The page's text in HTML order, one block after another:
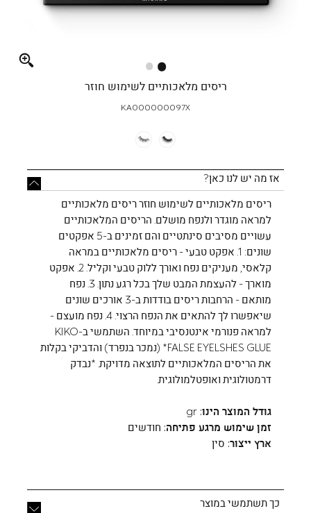
Full
ריסים מלאכותיים לשימוש חוזר
KA000000097X
אז מה יש לנו כאן?
כך תשתמשי במוצר
ריסים מלאכותיים לשימוש חוזר ריסים מלאכותיים
למראה מוגדר ולנפח מושלם. הריסים המלאכותיים
עשויים מסיבים סינתטיים והם זמינים ב-5 אפקטים
שונים: 1. אפקט טבעי - ריסים מלאכותיים במראה
קלאסי, מעניקים נפח ואורך ללוק טבעי וקליל. 2. אפקט
מוארך - להעצמת המבט שלך בכל רגע נתון. 3. נפח
מותאם - הרחבות ריסים בודדות ב-3 אורכים שונים
שיאפשרו לך להתאים את הנפח הרצוי. 4. נפח מועצם -
למראה פנורמי אינטנסיבי במיוחד. השתמשי ב-KIKO
FALSE EYELSHES GLUE* (נמכר בנפרד) והדביקי בקלות
את הריסים המלאכותיים לתוצאה מדויקת. *נבדק
דרמטולוגית ואופטלמולוגית.
גודל המוצר הינו:gr
זמן שימוש מרגע פתיחה: חודשים
ארץ ייצור: סין